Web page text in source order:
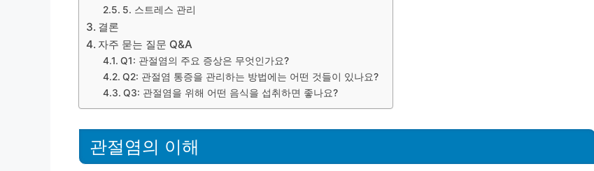
5. 스트레스 관리
결론
자주 묻는 질문 Q&A
Q1: 관절염의 주요 증상은 무엇인가요?
Q2: 관절염 통증을 관리하는 방법에는 어떤 것들이 있나요?
Q3: 관절염을 위해 어떤 음식을 섭취하면 좋나요?
관절염의 이해